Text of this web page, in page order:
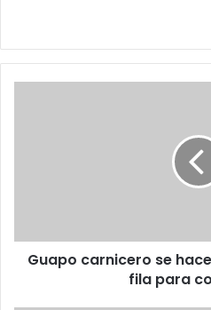
fila
paraGuapo carnicero se
fila para